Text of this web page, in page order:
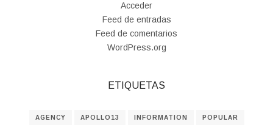
Acceder
Feed de entradas
Feed de comentarios
WordPress.org
ETIQUETAS
AGENCY APOLLO13 INFORMATION POPULAR